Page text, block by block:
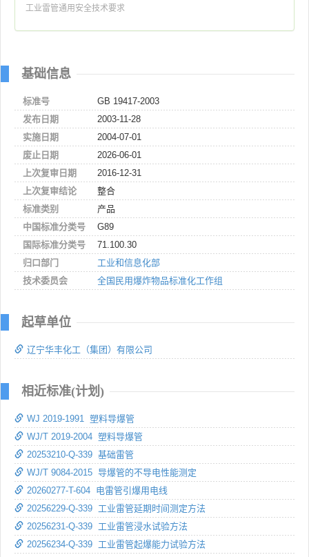
工业雷管通用安全技术要求
基础信息
标准号
GB 19417-2003
发布日期
2003-11-28
实施日期
2004-07-01
废止日期
2026-06-01
上次复审日期
2016-12-31
上次复审结论
整合
标准类别
产品
中国标准分类号
G89
国际标准分类号
71.100.30
归口部门
工业和信息化部
技术委员会
全国民用爆炸物品标准化工作组
起草单位
辽宁华丰化工（集团）有限公司
相近标准(计划)
WJ 2019-1991 塑料导爆管
WJ/T 2019-2004 塑料导爆管
20253210-Q-339 基础雷管
WJ/T 9084-2015 导爆管的不导电性能测定
20260277-T-604 电雷管引爆用电线
20256229-Q-339 工业雷管延期时间测定方法
20256231-Q-339 工业雷管浸水试验方法
20256234-Q-339 工业雷管起爆能力试验方法